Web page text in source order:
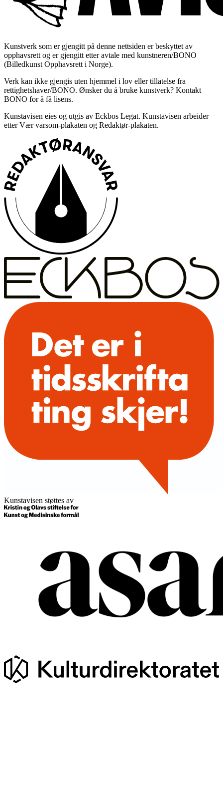
Kunstverk som er gjengitt på denne nettsiden er beskyttet av
opphavsrett og er gjengitt etter avtale med kunstneren/BONO
(Billedkunst Opphavsrett i Norge).
Verk kan ikke gjengis uten hjemmel i lov eller tillatelse fra
rettighetshaver/BONO. Ønsker du å bruke kunstverk? Kontakt
BONO for å få lisens.
Kunstavisen eies og utgis av Eckbos Legat. Kunstavisen arbeider
etter Vær varsom-plakaten og Redaktør-plakaten.
Kunstavisen støttes av